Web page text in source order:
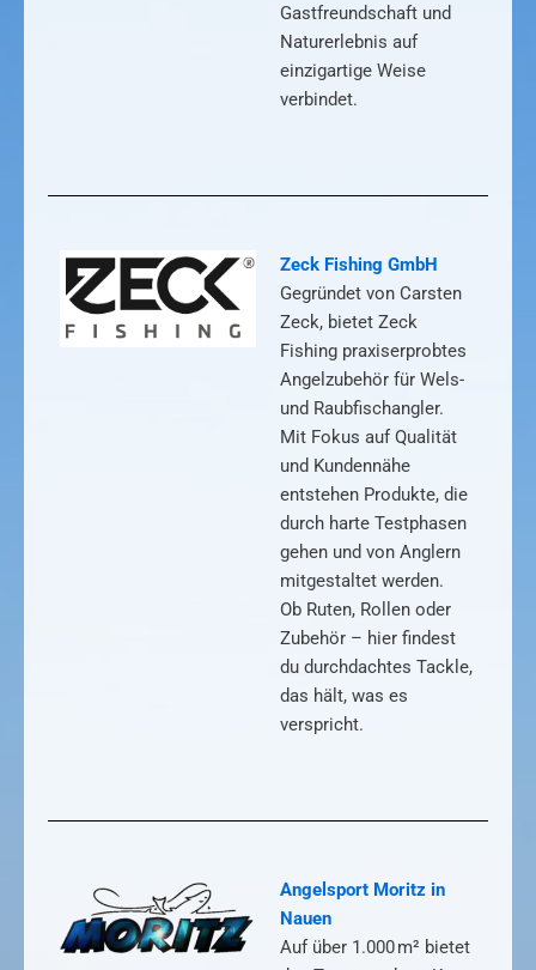
Gastfreundschaft und
Naturerlebnis auf
einzigartige Weise
verbindet.
Zeck Fishing GmbH
Gegründet von Carsten
Zeck, bietet Zeck
Fishing praxiserprobtes
Angelzubehör für Wels-
und Raubfischangler.
Mit Fokus auf Qualität
und Kundennähe
entstehen Produkte, die
durch harte Testphasen
gehen und von Anglern
mitgestaltet werden.
Ob Ruten, Rollen oder
Zubehör – hier findest
du durchdachtes Tackle,
das hält, was es
verspricht.
Angelsport Moritz in
Nauen
Auf über 1.000 m² bietet